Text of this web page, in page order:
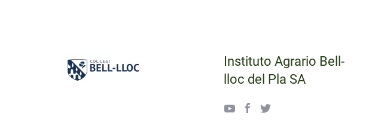
Instituto Agrario Bell-
lloc del Pla SA